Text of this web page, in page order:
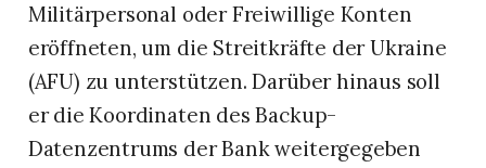
Militärpersonal oder Freiwillige Konten
eröffneten, um die Streitkräfte der Ukraine
(AFU) zu unterstützen. Darüber hinaus soll
er die Koordinaten des Backup-
Datenzentrums der Bank weitergegeben